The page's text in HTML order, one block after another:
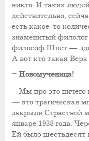
никто. И таких
действительно,
есть какое-то
знаменитый филолог
философ Шпет —
А вот кто такая
– Новомученица!
– Мы про это ничего
— это трагическая
закрыли Страстной
январе 1938 года.
Ей было шестьдесят